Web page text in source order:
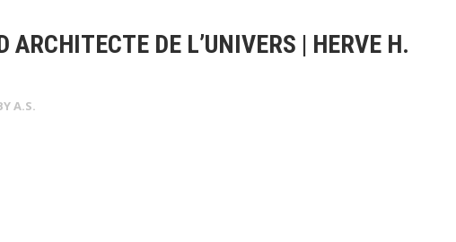
ARCHITECTE DE L’UNIVERS | HERVE H.
A.S.